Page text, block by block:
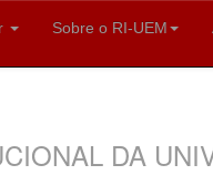
Sobre o RI-UEM
DA